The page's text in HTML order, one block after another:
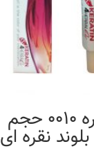
رنگ مو بیول شماره 0010 حجم
بلوند نقره ای